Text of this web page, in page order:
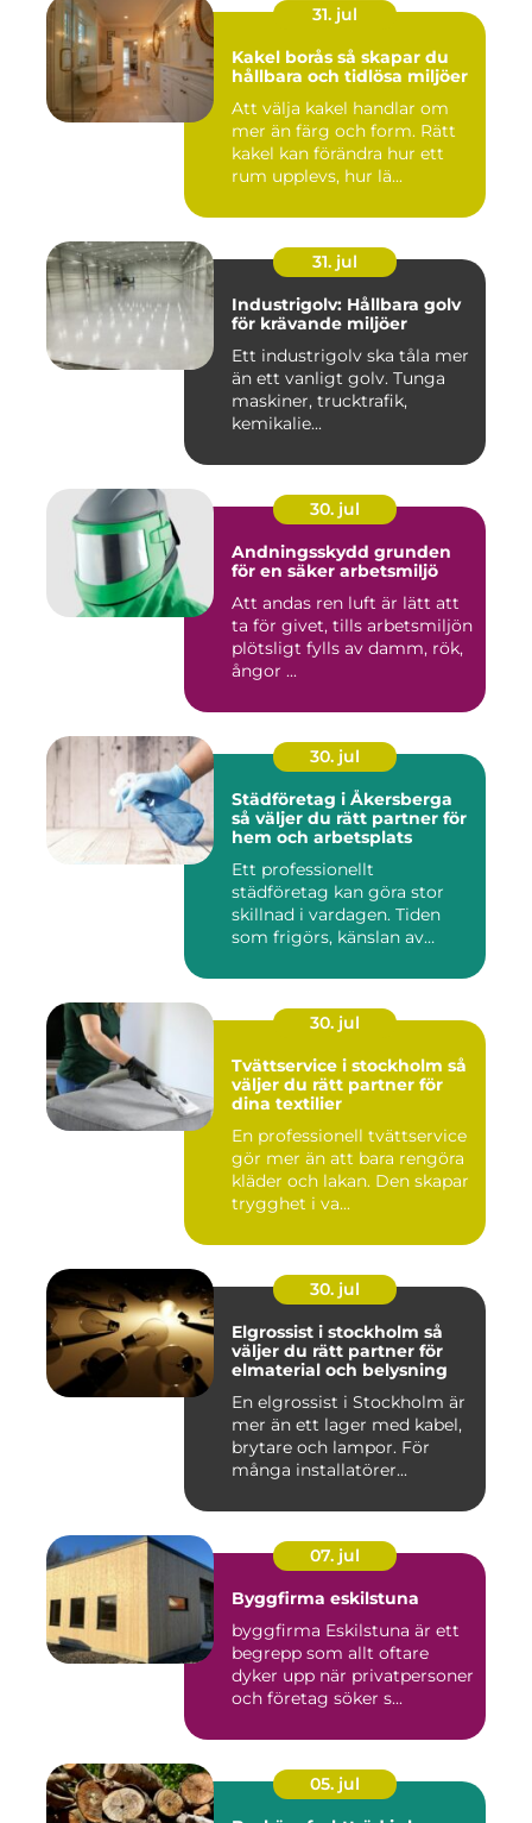
31. jul
Kakel borås så skapar du
hållbara och tidlösa miljöer
Att välja kakel handlar om
mer än färg och form. Rätt
kakel kan förändra hur ett
rum upplevs, hur lä...
31. jul
Industrigolv: Hållbara golv
för krävande miljöer
Ett industrigolv ska tåla mer
än ett vanligt golv. Tunga
maskiner, trucktrafik,
kemikalie...
30. jul
Andningsskydd grunden
för en säker arbetsmiljö
Att andas ren luft är lätt att
ta för givet, tills arbetsmiljön
plötsligt fylls av damm, rök,
ångor ...
30. jul
Städföretag i Åkersberga
så väljer du rätt partner för
hem och arbetsplats
Ett professionellt
städföretag kan göra stor
skillnad i vardagen. Tiden
som frigörs, känslan av
30. jul
Tvättservice i stockholm så
väljer du rätt partner för
dina textilier
En professionell tvättservice
gör mer än att bara rengöra
kläder och lakan. Den skapar
trygghet i va...
30. jul
Elgrossist i stockholm så
väljer du rätt partner för
elmaterial och belysning
En elgrossist i Stockholm är
mer än ett lager med kabel,
brytare och lampor. För
många installatörer...
07. jul
Byggfirma eskilstuna
byggfirma Eskilstuna är ett
begrepp som allt oftare
dyker upp när privatpersoner
och företag söker s...
05. jul